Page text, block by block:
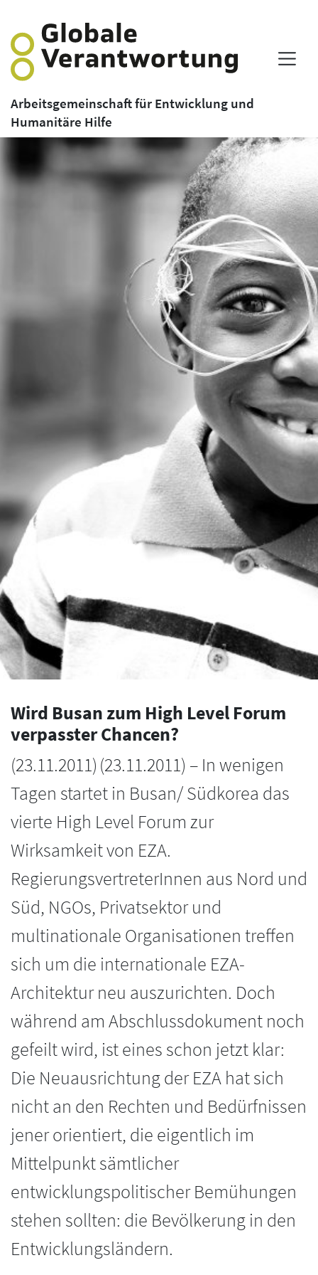
Arbeitsgemeinschaft für Entwicklung und
Humanitäre Hilfe
Wird Busan zum High Level Forum
verpasster Chancen?
(23.11.2011) (23.11.2011) – In wenigen
Tagen startet in Busan/ Südkorea das
vierte High Level Forum zur
Wirksamkeit von EZA.
RegierungsvertreterInnen aus Nord und
Süd, NGOs, Privatsektor und
multinationale Organisationen treffen
sich um die internationale EZA-
Architektur neu auszurichten. Doch
während am Abschlussdokument noch
gefeilt wird, ist eines schon jetzt klar:
Die Neuausrichtung der EZA hat sich
nicht an den Rechten und Bedürfnissen
jener orientiert, die eigentlich im
Mittelpunkt sämtlicher
entwicklungspolitischer Bemühungen
stehen sollten: die Bevölkerung in den
Entwicklungsländern.